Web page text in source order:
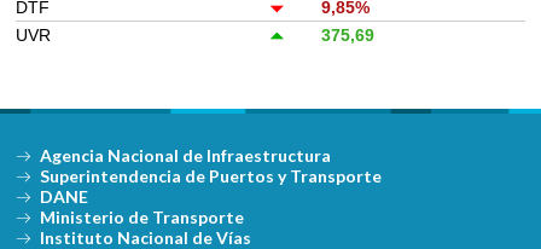
DTF
9,85%
UVR
375,69
Agencia Nacional de Infraestructura
Superintendencia de Puertos y Transporte
DANE
Ministerio de Transporte
Instituto Nacional de Vías